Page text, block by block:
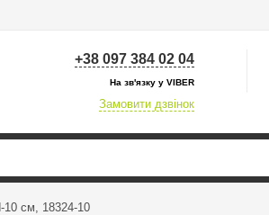
+38 097 384 02 04
На зв'язку у VIBER
Замовити дзвінок
10 см, 18324-10